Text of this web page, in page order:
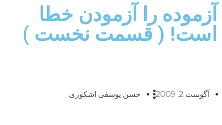
آزموده را آزمودن خطا
است! ( قسمت نخست )
آگوست 2, 2009 حسن یوسفی اشکوری